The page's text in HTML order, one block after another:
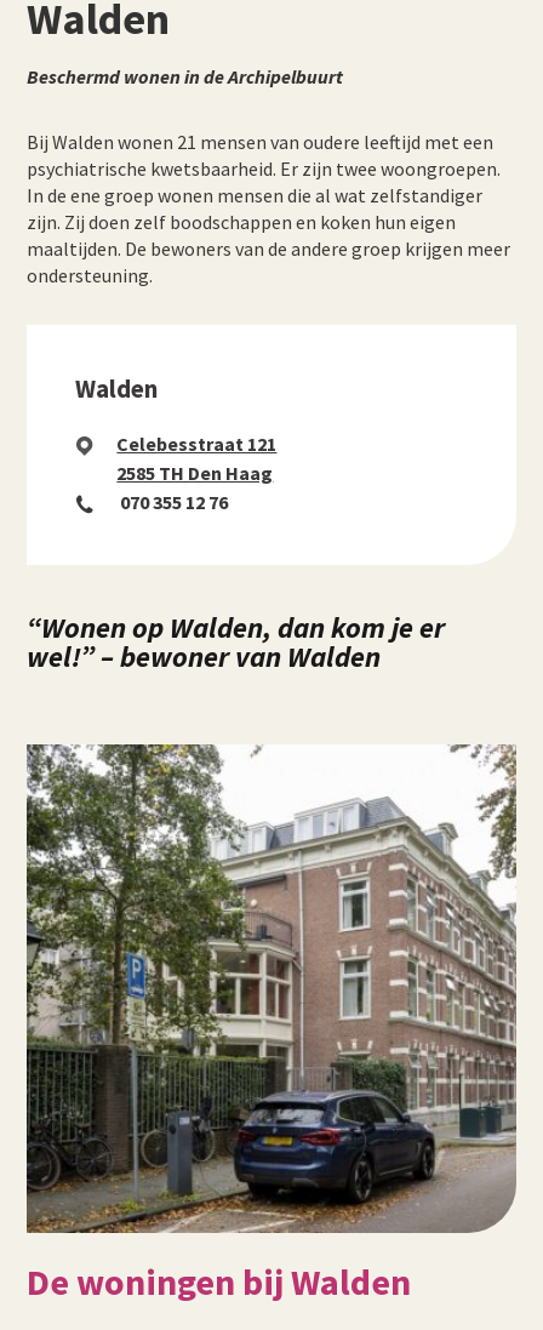
Walden
Beschermd wonen in de Archipelbuurt
Bij Walden wonen 21 mensen van oudere leeftijd met een
psychiatrische kwetsbaarheid. Er zijn twee woongroepen.
In de ene groep wonen mensen die al wat zelfstandiger
zijn. Zij doen zelf boodschappen en koken hun eigen
maaltijden. De bewoners van de andere groep krijgen meer
ondersteuning.
Walden
Celebesstraat 121
2585 TH Den Haag
070 355 12 76
“Wonen op Walden, dan kom je er
wel!” – bewoner van Walden
De woningen bij Walden